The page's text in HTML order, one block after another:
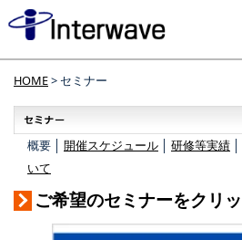
HOME> セミナー
概要 │ 開催スケジュール 研修等実績
いて
ご希望のセミナーをクリ